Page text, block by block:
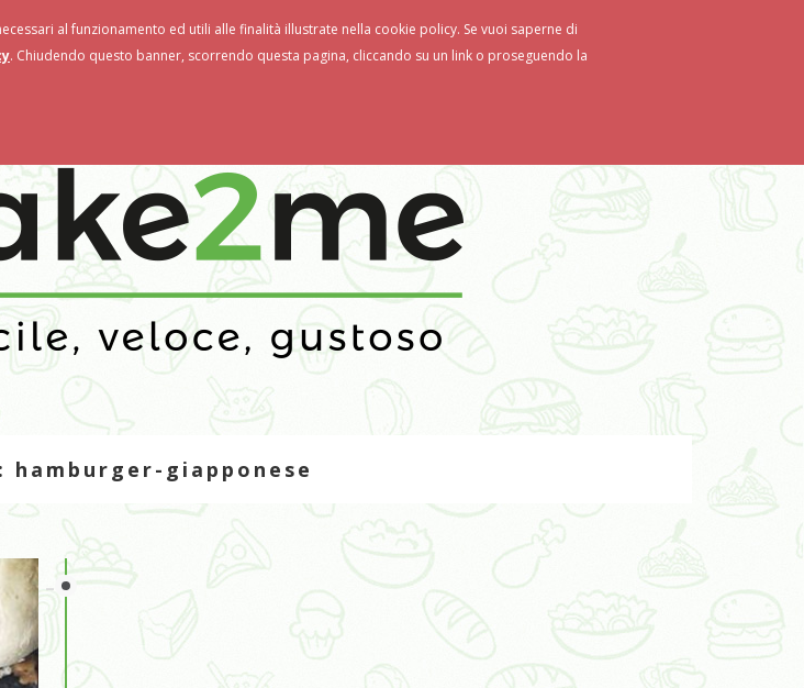
& Promo
hamburger-giapponese
al funzionamento ed utili alle finalità illustrate nella cookie policy. Se vuoi saperne di
. Chiudendo questo banner, scorrendo questa pagina, cliccando su un link o proseguendo la